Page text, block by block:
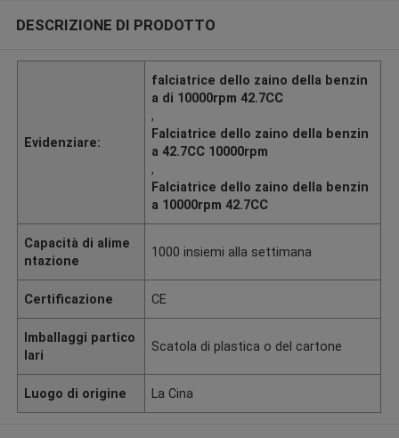
DESCRIZIONE DI PRODOTTO
Evidenziare:
falciatrice dello zaino della benzin
a di 10000rpm 42.7CC
,
Falciatrice dello zaino della benzin
a 42.7CC 10000rpm
,
Falciatrice dello zaino della benzin
a 10000rpm 42.7CC
Capacità di alime
ntazione
1000 insiemi alla settimana
Certificazione CE
Imballaggi partico
lari
Scatola di plastica o del cartone
Luogo di origine La Cina